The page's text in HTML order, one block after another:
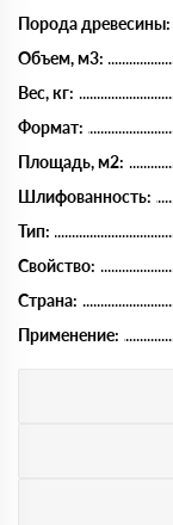
Порода древесины:
Объем, м3:
Вес, кг:
Формат:
Площадь, м2:
Шлифованность:
Тип:
Свойство:
Страна:
Применение: